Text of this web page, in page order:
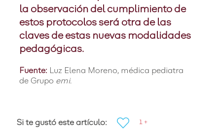
la observación del cumplimiento de
estos protocolos será otra de las
claves de estas nuevas modalidades
pedagógicas.
Fuente:
Luz Elena Moreno, médica pediatra
de Grupo emi.
Si te gustó este artículo: 1 +